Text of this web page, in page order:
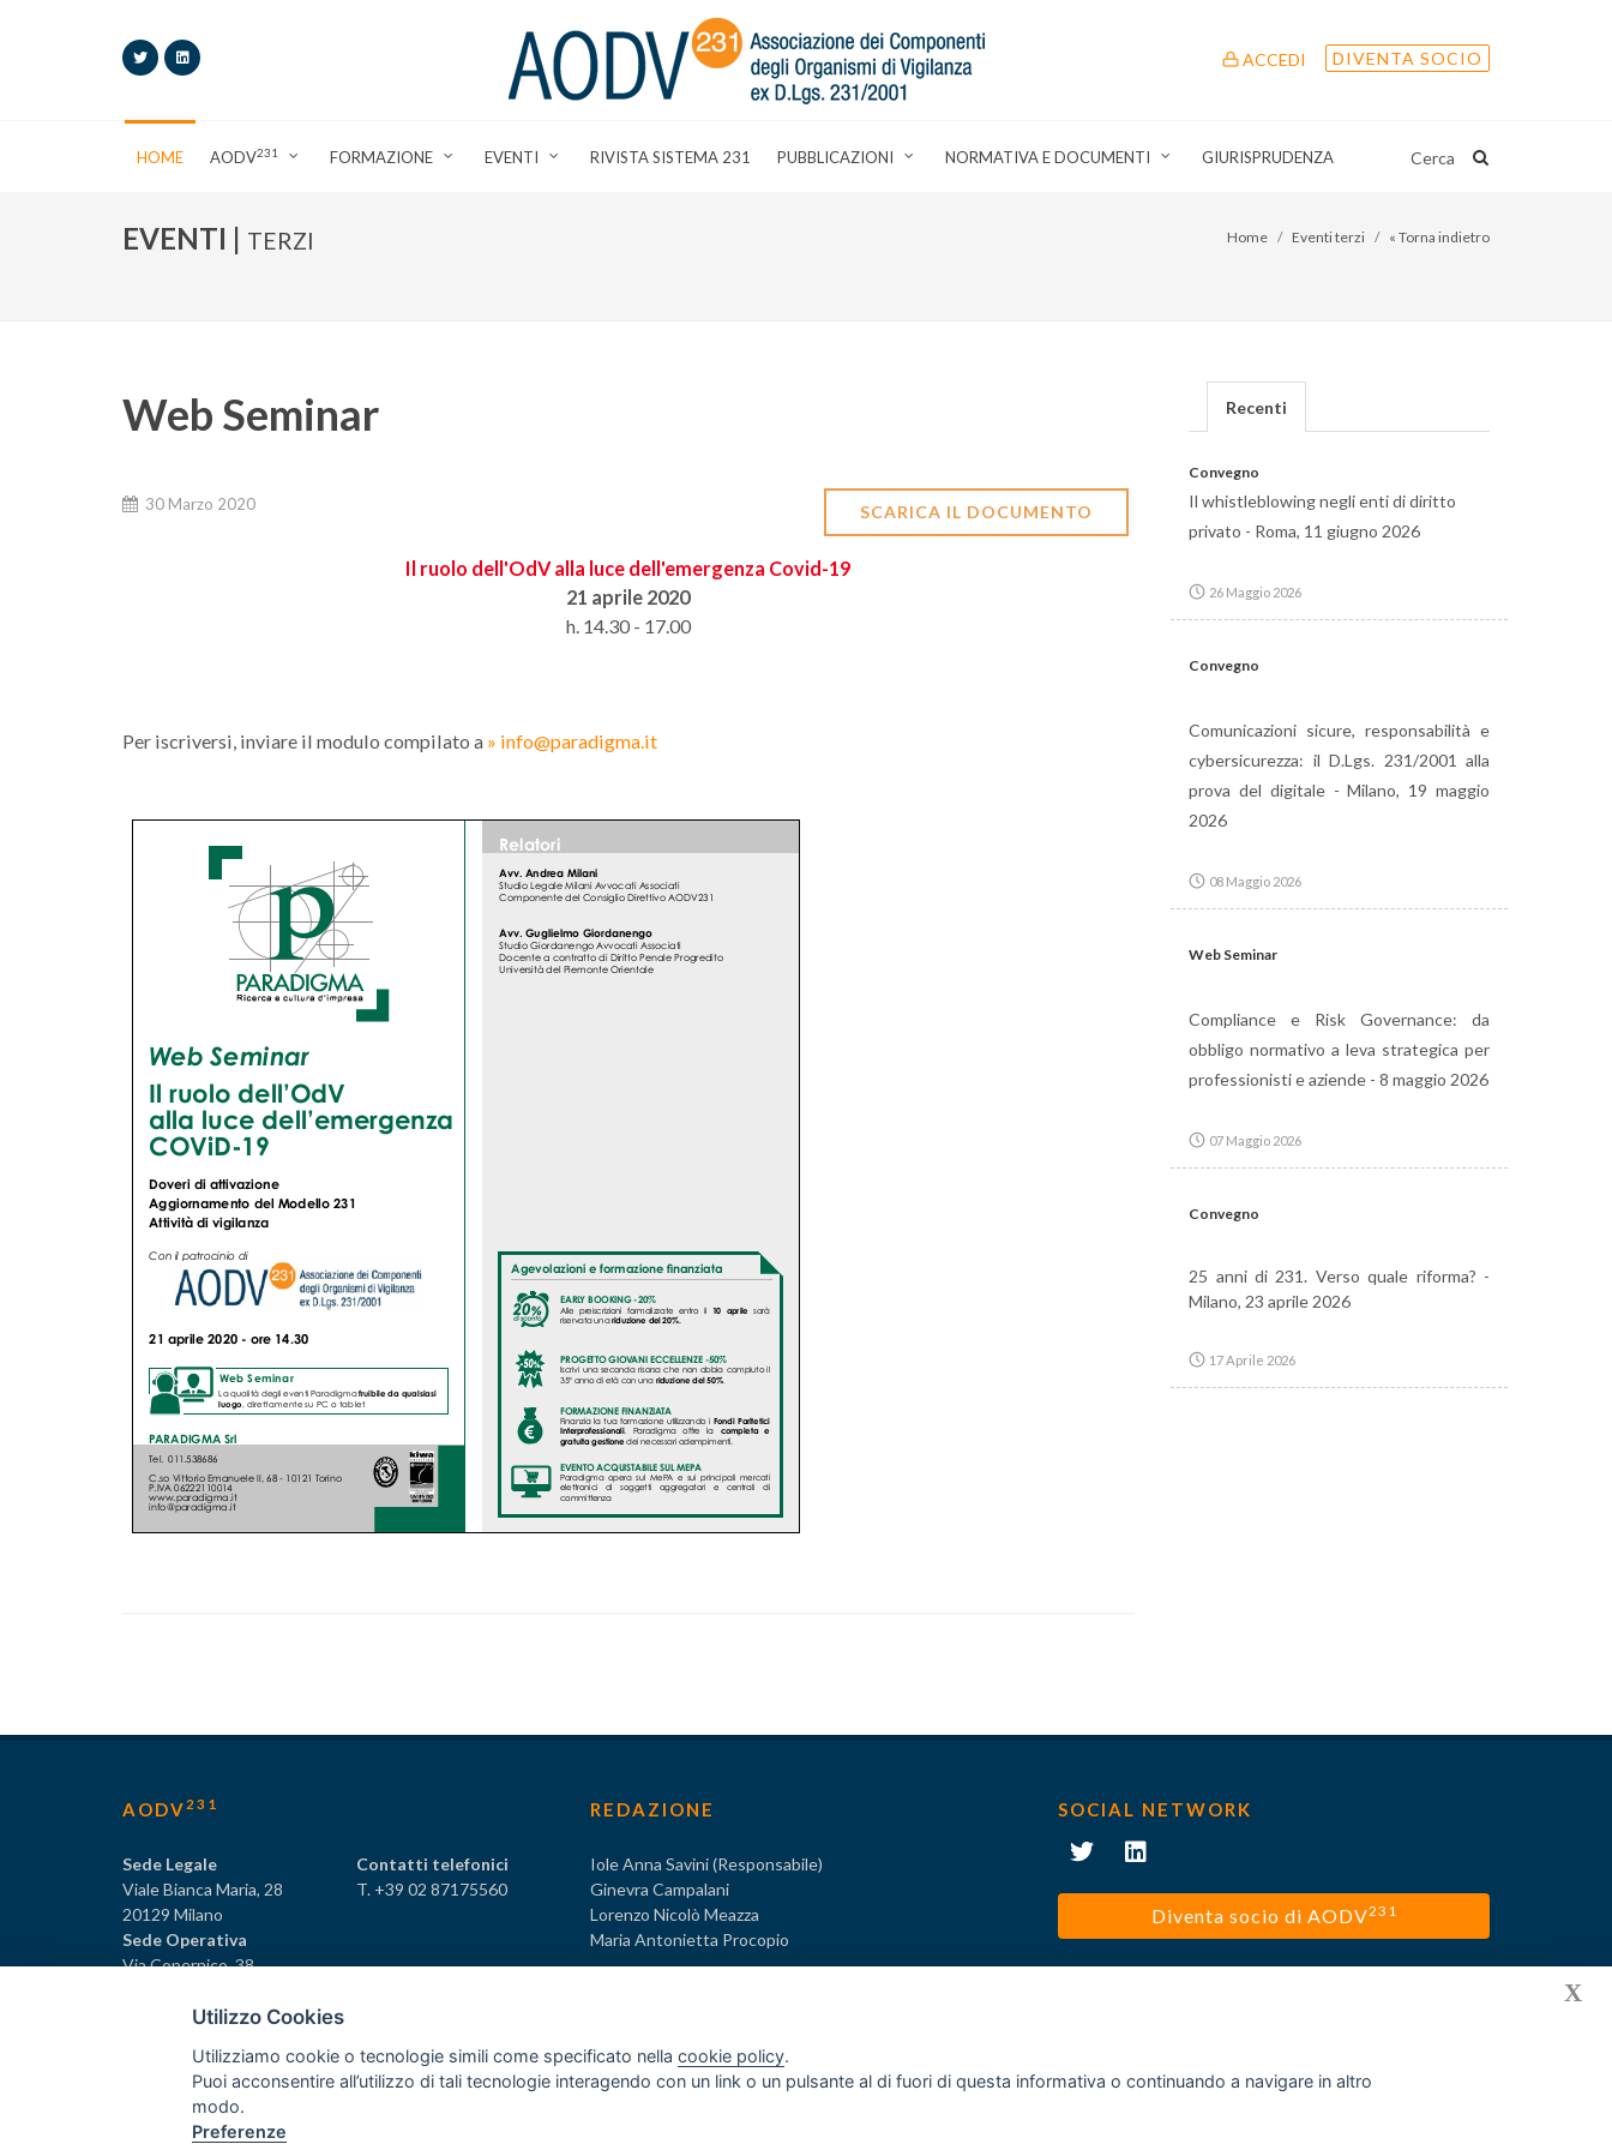
ACCEDI DIVENTA SOCIO
HOME AODV231 FORMAZIONE EVENTI RIVISTA SISTEMA 231 PUBBLICAZIONI NORMATIVA E DOCUMENTI GIURISPRUDENZA Cerca
EVENTI | TERZI Home Eventi terzi « Torna indietro
Web Seminar
30 Marzo 2020 SCARICA IL DOCUMENTO
Il ruolo dell'OdV alla luce dell'emergenza Covid-19
21 aprile 2020
h. 14.30 - 17.00
Per iscriversi, inviare il modulo compilato a » info@paradigma.it
Recenti
Convegno
Il whistleblowing negli enti di diritto
privato - Roma, 11 giugno 2026
26 Maggio 2026
Convegno
Comunicazioni sicure, responsabilità e
cybersicurezza: il D.Lgs. 231/2001 alla
prova del digitale - Milano, 19 maggio
2026
08 Maggio 2026
Web Seminar
Compliance e Risk Governance: da
obbligo normativo a leva strategica per
professionisti e aziende - 8 maggio 2026
07 Maggio 2026
Convegno
25 anni di 231. Verso quale riforma? -
Milano, 23 aprile 2026
17 Aprile 2026
AODV 231
Sede Legale
Viale Bianca Maria, 28
20129 Milano
Sede Operativa
Via Copernico, 38
Contatti telefonici
T. +39 02 87175560
REDAZIONE
Iole Anna Savini (Responsabile)
Ginevra Campalani
Lorenzo Nicolò Meazza
Maria Antonietta Procopio
SOCIAL NETWORK
Diventa socio di AODV231
© Tutti i diritti riservati AODV
Associazione dei Componenti degli Organismi di Vigilanza ex D.Lgs. 231/2001
Utilizzo Cookies
Utilizziamo cookie o tecnologie simili come specificato nella cookie policy.
Puoi acconsentire all’utilizzo di tali tecnologie interagendo con un link o un pulsante al di fuori di questa informativa o continuando a navigare in altro
modo.
Preferenze
X